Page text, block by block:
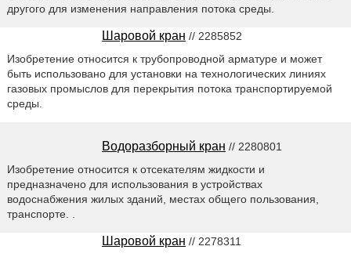
другого для изменения направления потока среды.
Шаровой кран // 2285852
Изобретение относится к трубопроводной арматуре и может
быть использовано для установки на технологических линиях
газовых промыслов для перекрытия потока транспортируемой
среды.
Водоразборный кран // 2280801
Изобретение относится к отсекателям жидкости и
предназначено для использования в устройствах
водоснабжения жилых зданий, местах общего пользования,
транспорте. .
Шаровой кран // 2278311